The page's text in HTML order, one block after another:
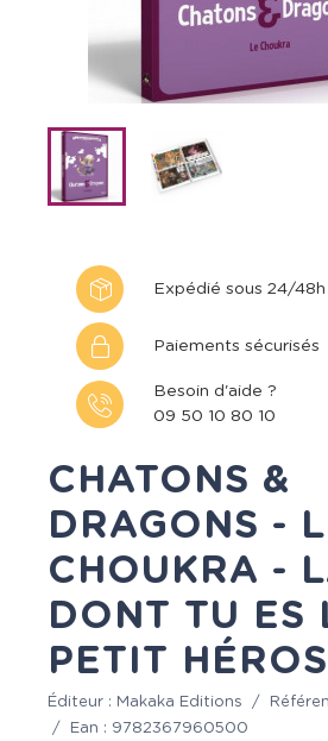
Expédié sous 24/48h
Paiements sécurisés
Besoin d'aide ?
09 50 10 80 10
CHATONS &
DRAGONS -
CHOUKRA -
DONT TU ES
PETIT HÉROS
Éditeur : Makaka Editions /
/
Ean : 9782367960500